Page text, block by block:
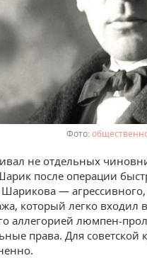
не отдельных
после операции
— агрессивного,
который легко входил
аллегорией люмпен-
права. Для советской